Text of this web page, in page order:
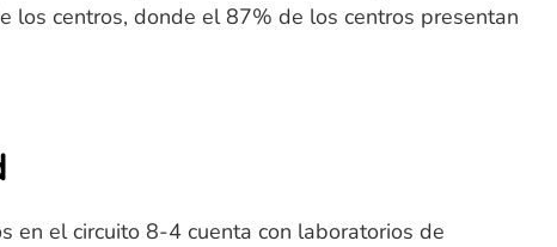
los centros, donde el 87% de los centros presentan
en el circuito 8-4 cuenta con laboratorios de